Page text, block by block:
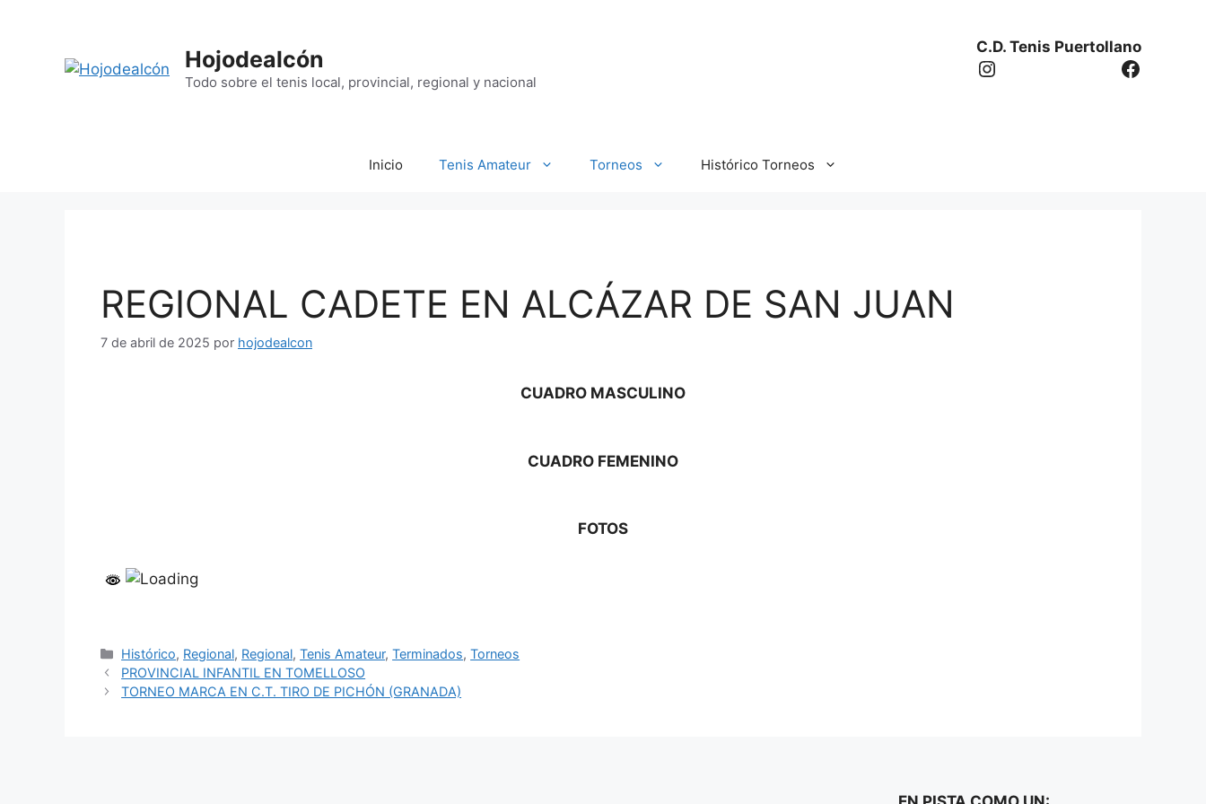
contenido
Hojodealcón
Todo sobre el tenis local, provincial, regional y nacional
C.D. Tenis Puertollano
Instagram
Inicio Tenis Amateur Torneos Histórico Torneos
REGIONAL CADETE EN ALCÁZAR DE SAN JUAN
7 de abril de 2025 por hojodealcon
CUADRO MASCULINO
CUADRO FEMENINO
FOTOS
Categorías
Histórico, Regional, Regional,Tenis Amateur,Terminados,Torneos
PROVINCIAL INFANTIL EN TOMELLOSO
TORNEO MARCA EN C.T. TIRO DE PICHÓN (GRANADA)